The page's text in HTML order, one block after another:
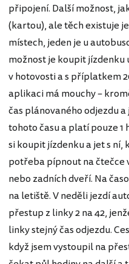
připojení. Další možnost,
(kartou), ale těch existuje
místech, jeden je u
možnost je koupit jízdenku
v hotovosti a s příplatkem
aplikaci má mouchy –
čas plánovaného odjezdu
tohoto času a platí pouze 1
si koupit jízdenku a jet s ní,
potřeba pípnout na čtečce
nebo zadních dveří. Na
na letiště. V neděli jezdí
přestup z linky 2 na 42,
linky stejný čas odjezdu.
když jsem vystoupil na